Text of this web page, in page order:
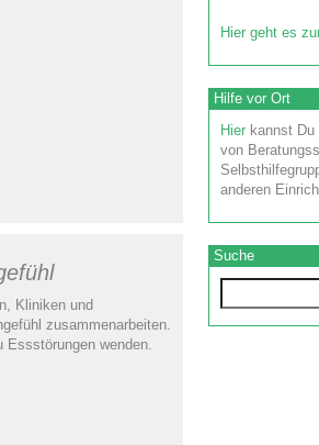
Kliniken und
zusammenarbeiten.
wenden.
Hier geht es
Hilfe vor Ort
Hier kannst Du
von
anderen
Suche